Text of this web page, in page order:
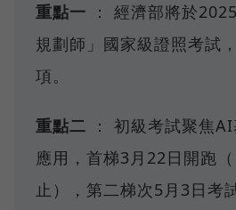
重點一 ： 經濟部將於
規劃師」國家級證照考試
項。
重點二 ： 初級考試聚焦
應用，首梯3月22日開跑
止），第二梯次5月3日考